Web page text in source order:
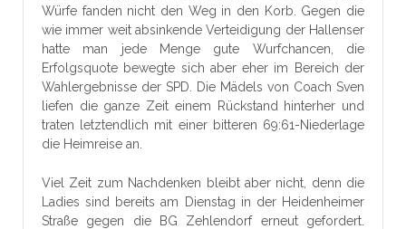
Würfe fanden nicht den Weg in den Korb. Gegen die
wie immer weit absinkende Verteidigung der Hallenser
hatte man jede Menge gute Wurfchancen, die
Erfolgsquote bewegte sich aber eher im Bereich der
Wahlergebnisse der SPD. Die Mädels von Coach Sven
liefen die ganze Zeit einem Rückstand hinterher und
traten letztendlich mit einer bitteren 69:61-Niederlage
die Heimreise an.
Viel Zeit zum Nachdenken bleibt aber nicht, denn die
Ladies sind bereits am Dienstag in der Heidenheimer
Straße gegen die BG Zehlendorf erneut gefordert.